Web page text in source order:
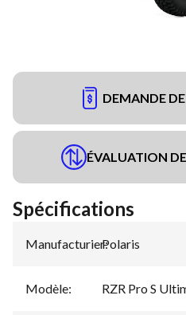
DEMANDE
ÉVALUATION
Spécifications
Manufacturier:
Polaris
Modèle: RZR Pro S